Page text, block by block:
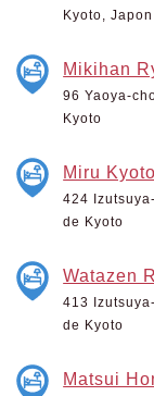
Kyoto, Japon
Mikihan
96 Yaoya-
Kyoto
Miru
424
de Kyoto
Watazen
413
de Kyoto
Matsui